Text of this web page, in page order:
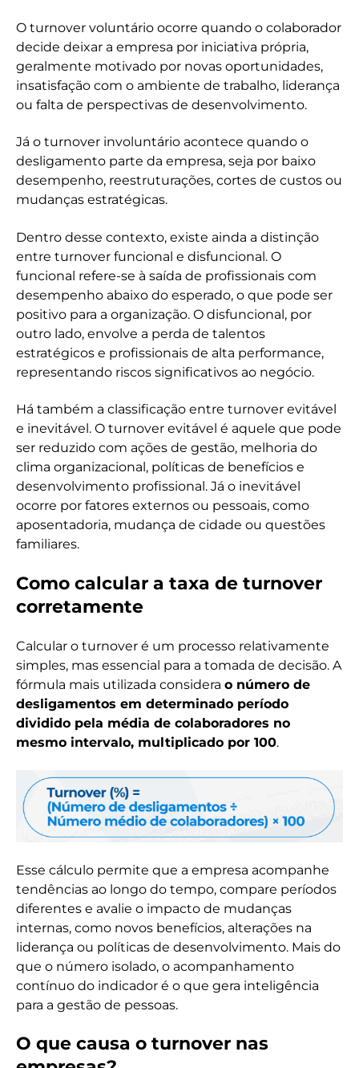
O turnover voluntário ocorre quando o colaborador
decide deixar a empresa por iniciativa própria,
geralmente motivado por novas oportunidades,
insatisfação com o ambiente de trabalho, liderança
ou falta de perspectivas de desenvolvimento.
Já o turnover involuntário acontece quando o
desligamento parte da empresa, seja por baixo
desempenho, reestruturações, cortes de custos ou
mudanças estratégicas.
Dentro desse contexto, existe ainda a distinção
entre turnover funcional e disfuncional. O
funcional refere-se à saída de profissionais com
desempenho abaixo do esperado, o que pode ser
positivo para a organização. O disfuncional, por
outro lado, envolve a perda de talentos
estratégicos e profissionais de alta performance,
representando riscos significativos ao negócio.
Há também a classificação entre turnover evitável
e inevitável. O turnover evitável é aquele que pode
ser reduzido com ações de gestão, melhoria do
clima organizacional, políticas de benefícios e
desenvolvimento profissional. Já o inevitável
ocorre por fatores externos ou pessoais, como
aposentadoria, mudança de cidade ou questões
familiares.
Como calcular a taxa de turnover
corretamente
Calcular o turnover é um processo relativamente
simples, mas essencial para a tomada de decisão. A
fórmula mais utilizada considera o número de
desligamentos em determinado período
dividido pela média de colaboradores no
mesmo intervalo, multiplicado por 100.
Esse cálculo permite que a empresa acompanhe
tendências ao longo do tempo, compare períodos
diferentes e avalie o impacto de mudanças
internas, como novos benefícios, alterações na
liderança ou políticas de desenvolvimento. Mais do
que o número isolado, o acompanhamento
contínuo do indicador é o que gera inteligência
para a gestão de pessoas.
O que causa o turnover nas